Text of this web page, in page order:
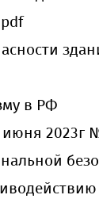
в РФ
июня 2023г